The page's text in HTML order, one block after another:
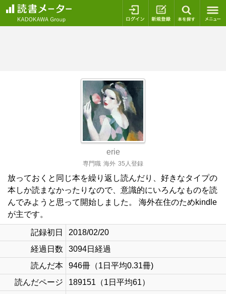
ログイン 新規登録
erie
専門職 海外 35人登録
放っておくと同じ本を繰り返し読んだり、好きなタイプの
本しか読まなかったりなので、意識的にいろんなものを読
んでみようと思って開始しました。 海外在住のためkindle
が主です。
記録初日
2018/02/20
経過日数
3094日経過
読んだ本
946冊（1日平均0.31冊)
読んだページ
189151（1日平均61）